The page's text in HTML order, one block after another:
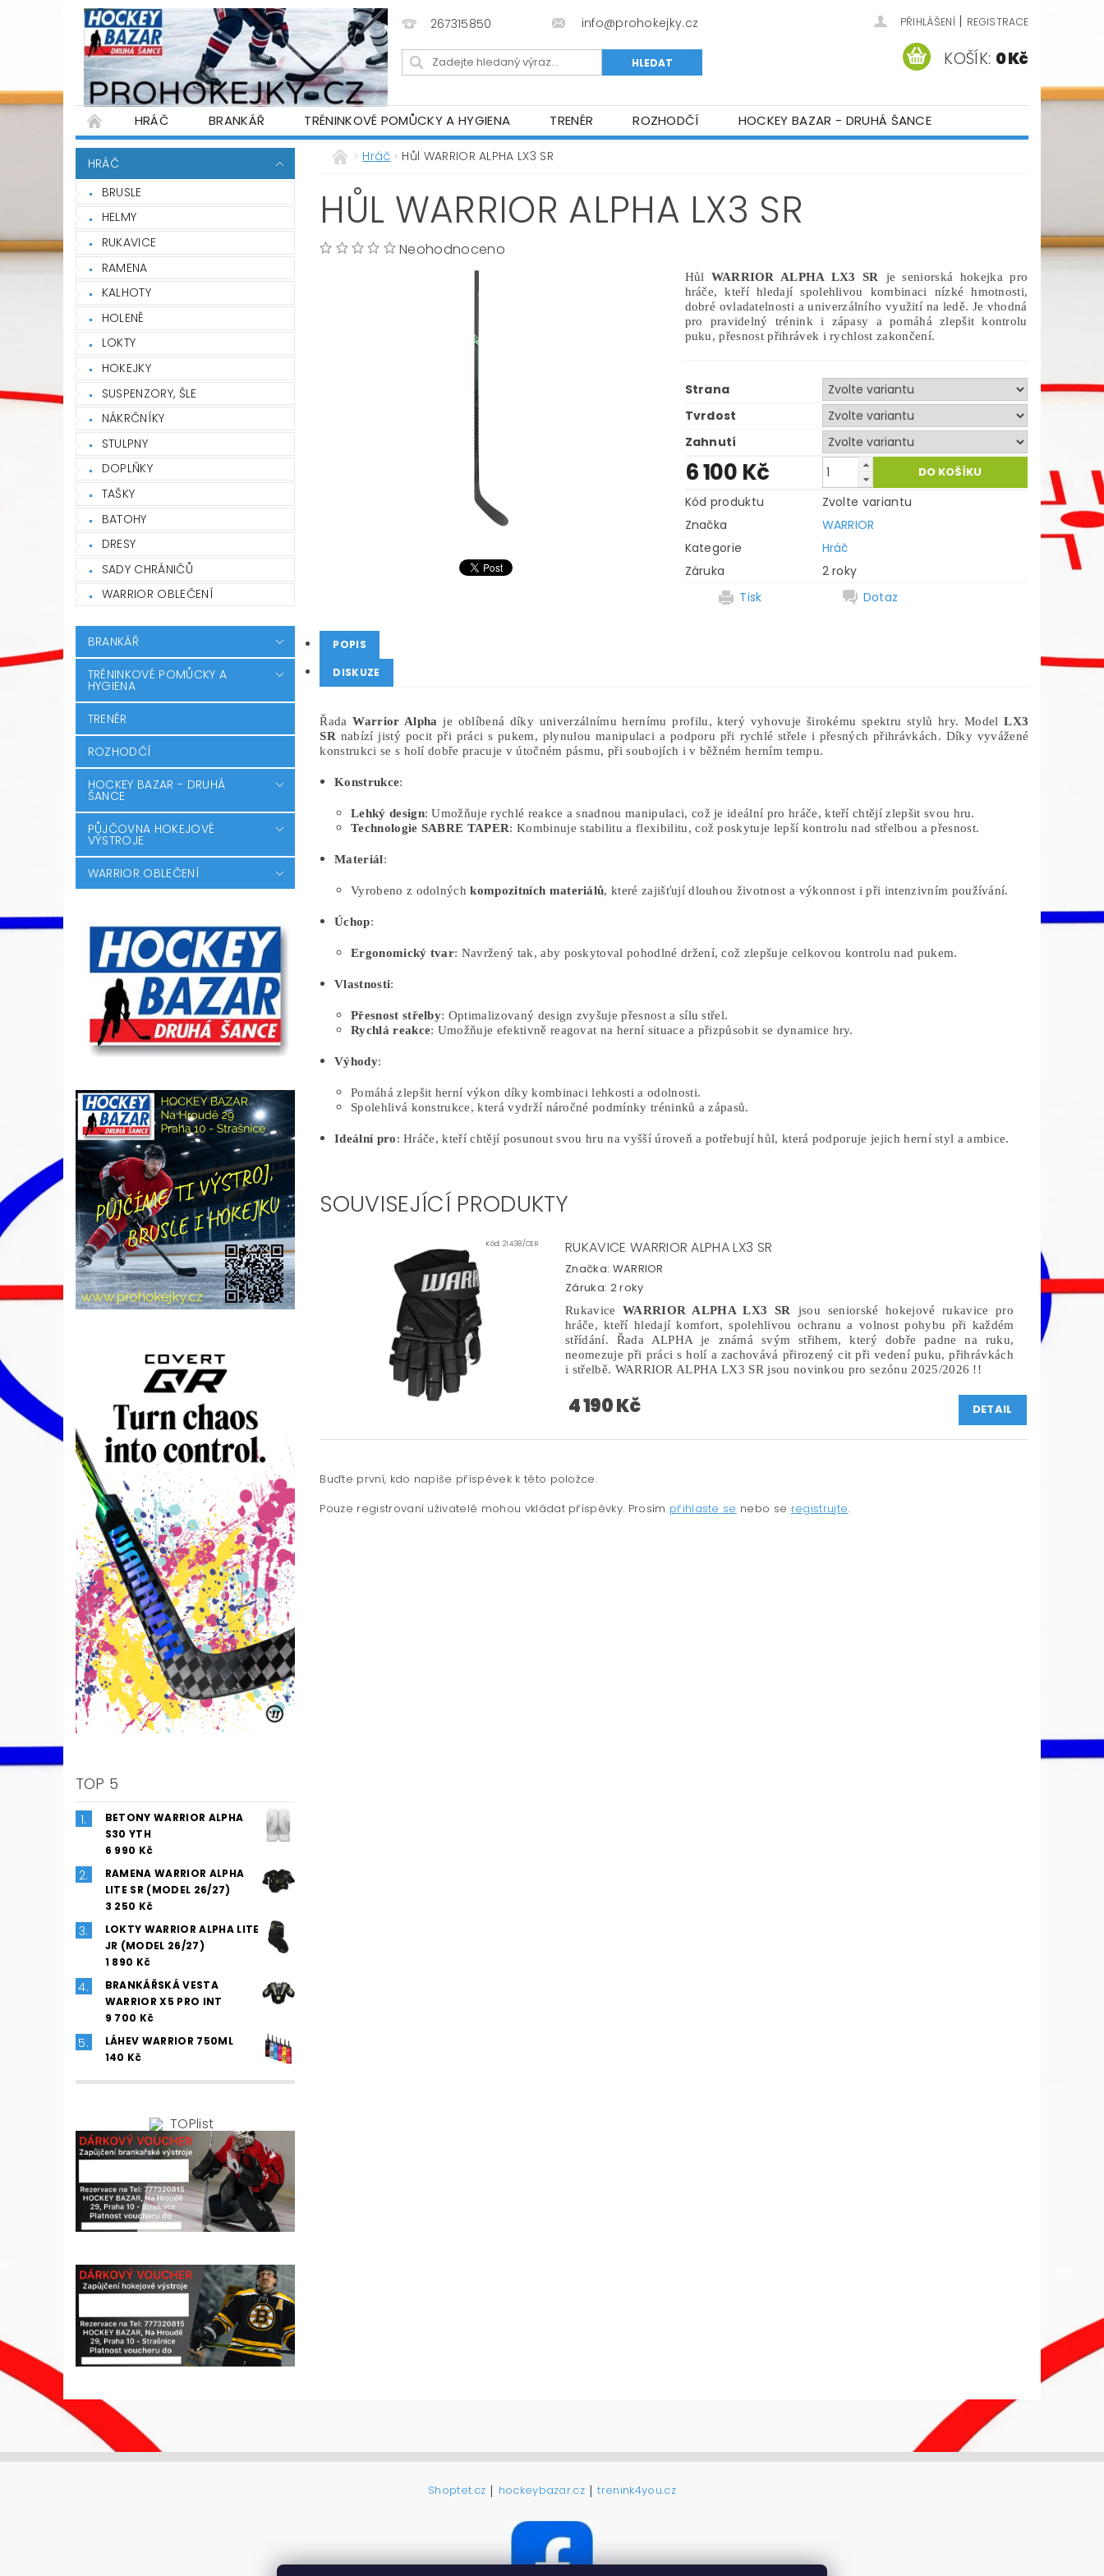
267315850 info@prohokejky.cz PŘIHLÁŠENÍ | REGISTRACE
KOŠÍK: 0 Kč
HRÁČ BRANKÁŘ TRÉNINKOVÉ POMŮCKY A HYGIENA TRENÉR ROZHODČÍ
HOCKEY BAZAR - DRUHÁ ŠANCE
PŮJČOVNA HOKEJOVÉ VÝSTROJE
WARRIOR OBLEČENÍ OBCHODNÍ PODMÍNKY
PODMÍNKY OCHRANY OSOBNÍCH ÚDAJŮ
HRÁČ
BRUSLE
HELMY
RUKAVICE
RAMENA
KALHOTY
HOLENĚ
LOKTY
HOKEJKY
SUSPENZORY, ŠLE
NÁKRČNÍKY
STULPNY
DOPLŇKY
TAŠKY
BATOHY
DRESY
SADY CHRÁNIČŮ
WARRIOR OBLEČENÍ
BRANKÁŘ
TRÉNINKOVÉ POMŮCKY A
HYGIENA
TRENÉR
ROZHODČÍ
HOCKEY BAZAR - DRUHÁ
ŠANCE
PŮJČOVNA HOKEJOVÉ
VÝSTROJE
WARRIOR OBLEČENÍ
TOP 5
BETONY WARRIOR ALPHA
S30 YTH
6 990 Kč
RAMENA WARRIOR ALPHA
LITE SR (MODEL 26/27)
3 250 Kč
LOKTY WARRIOR ALPHA LITE
JR (MODEL 26/27)
1 890 Kč
BRANKÁŘSKÁ VESTA
WARRIOR X5 PRO INT
9 700 Kč
LÁHEV WARRIOR 750ML
140 Kč
Hráč Hůl WARRIOR ALPHA LX3 SR
HŮL WARRIOR ALPHA LX3 SR
Neohodnoceno
Hůl WARRIOR ALPHA LX3 SR
je seniorská hokejka pro
hráče, kteří hledají spolehlivou kombinaci nízké hmotnosti,
dobré ovladatelnosti a univerzálního využití na ledě. Je vhodná
pro pravidelný trénink i zápasy a pomáhá zlepšit kontrolu
puku, přesnost přihrávek i rychlost zakončení.
Strana
Tvrdost
Zahnutí
6 100 Kč
Kód produktu
Zvolte variantu
Značka
WARRIOR
Kategorie
Hráč
Záruka
2 roky
Tisk
Dotaz
POPIS
DISKUZE
ŘadaWarrior Alpha je oblíbená díky univerzálnímu hernímu profilu, který vyhovuje širokému spektru stylů hry. ModelLX3
SR nabízí jistý pocit při práci s pukem, plynulou manipulaci a podporu při rychlé střele i přesných přihrávkách. Díky vyvážené
konstrukci se s holí dobře pracuje v útočném pásmu, při soubojích i v běžném herním tempu.
Konstrukce:
Lehký design: Umožňuje rychlé reakce a snadnou manipulaci, což je ideální pro hráče, kteří chtějí zlepšit svou hru.
Technologie SABRE TAPER: Kombinuje stabilitu a flexibilitu, což poskytuje lepší kontrolu nad střelbou a přesnost.
Materiál:
Vyrobeno z odolnýchkompozitních materiálů, které zajišťují dlouhou životnost a výkonnost i při intenzivním používání.
Úchop:
Ergonomický tvar: Navržený tak, aby poskytoval pohodlné držení, což zlepšuje celkovou kontrolu nad pukem.
Vlastnosti:
Přesnost střelby: Optimalizovaný design zvyšuje přesnost a sílu střel.
Rychlá reakce: Umožňuje efektivně reagovat na herní situace a přizpůsobit se dynamice hry.
Výhody:
Pomáhá zlepšit herní výkon díky kombinaci lehkosti a odolnosti.
Spolehlivá konstrukce, která vydrží náročné podmínky tréninků a zápasů.
Ideální pro: Hráče, kteří chtějí posunout svou hru na vyšší úroveň a potřebují hůl, která podporuje jejich herní styl a ambice.
SOUVISEJÍCÍ PRODUKTY
Kód: 21438/CER RUKAVICE WARRIOR ALPHA LX3 SR
Značka: WARRIOR
Záruka: 2 roky
Rukavice WARRIOR ALPHA LX3 SR
jsou seniorské hokejové rukavice pro
hráče, kteří hledají komfort, spolehlivou ochranu a volnost pohybu při každém
střídání. Řada ALPHA je známá svým střihem, který dobře padne na ruku,
neomezuje při práci s holí a zachovává přirozený cit při vedení puku, přihrávkách
i střelbě. WARRIOR ALPHA LX3 SR jsou novinkou pro sezónu 2025/2026 !!
4 190 Kč DETAIL
Buďte první, kdo napíše příspěvek k této položce.
Pouze registrovaní uživatelé mohou vkládat příspěvky. Prosím přihlaste se nebo se registrujte.
Shoptet.cz | hockeybazar.cz | trenink4you.cz